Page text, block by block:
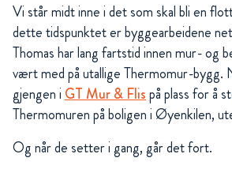
Vi står midt inne i det som skal bli en
dette tidspunktet er byggearbeidene
Thomas har lang fartstid innen mur- og
vært med på utallige Thermomur-bygg.
gjengen i GT Mur & Flispå plass for å
Thermomuren på boligen i Øyenkilen,
Og når de setter i gang, går det fort.